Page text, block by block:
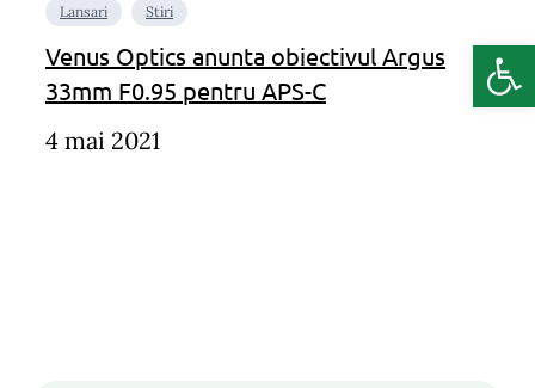
Lansari Stiri
Venus Optics anunta obiectivul Argus
33mm F0.95 pentru APS-C
4 mai 2021